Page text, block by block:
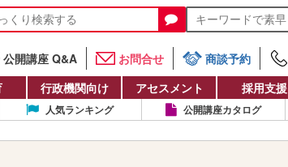
公開講座 Q&A お問合せ 商談予約
行政機関向け アセスメント 採用支援
人気ランキング 公開講座カタログ